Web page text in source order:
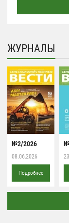
ЖУРНАЛЫ
№2/2026
08.06.2026
Подробнее